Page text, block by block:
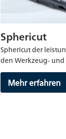
Sphericut
Sphericut der
den Werkzeug‑
Mehr erfahren